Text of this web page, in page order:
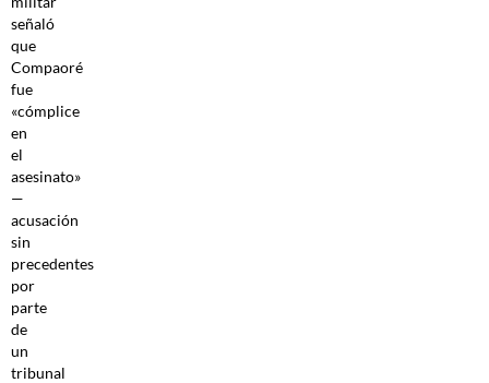
señaló
que
Compaoré
fue
«cómplice
en
el
asesinato»
—
acusación
sin
precedentes
por
parte
de
un
tribunal